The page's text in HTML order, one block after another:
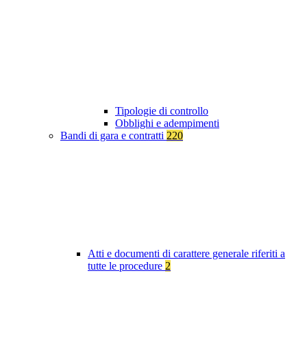
Tipologie di controllo
Obblighi e adempimenti
Bandi di gara e contratti 220
Atti e documenti di carattere generale riferiti a
tutte le procedure 2